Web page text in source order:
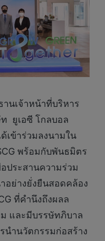
นเจ้าหน้าที่บริหาร
ยูเอซี โกลบอล
เข้าร่วมลงนามใน
พร้อมกับพันธมิตร
ประสานความร่วม
ย่างยั่งยืนสอดคล้อง
ที่คำนึงถึงผลล
และมีบรรษัทภิบาล
นำนวัตกรรมก่อสร้าง